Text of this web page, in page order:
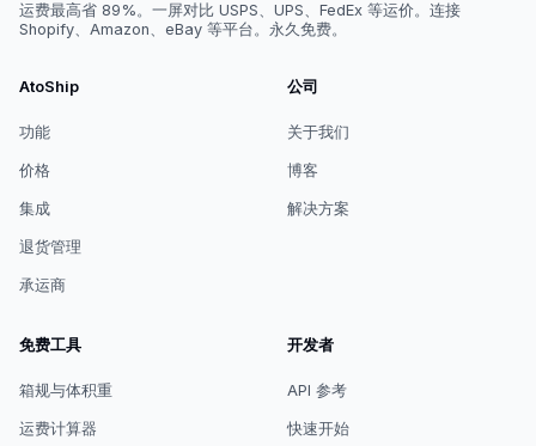
运费最高省 89%。一屏对比 USPS、UPS、FedEx 等运价。连接
Shopify、Amazon、eBay 等平台。永久免费。
AtoShip
功能
价格
集成
退货管理
承运商
公司
关于我们
博客
解决方案
免费工具
箱规与体积重
运费计算器
开发者
API 参考
快速开始